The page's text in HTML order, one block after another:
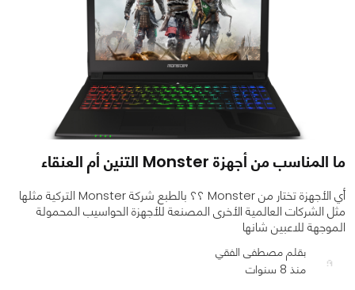
ما المناسب من أجهزة Monster التنين أم العنقاء
أي الأجهزة تختار من Monster ؟؟ بالطبع شركة Monster التركية مثلها
مثل الشركات العالمية الأخرى المصنعة للأجهزة الحواسيب المحمولة
الموجهة للاعبين شانها
بقلم مصطفى الفقي
منذ 8 سنوات